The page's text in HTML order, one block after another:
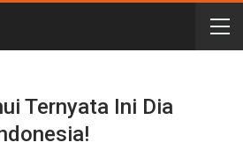
Ternyata Ini Dia